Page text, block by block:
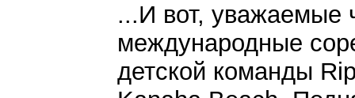
...И вот, уважаемые
международные
детской команды